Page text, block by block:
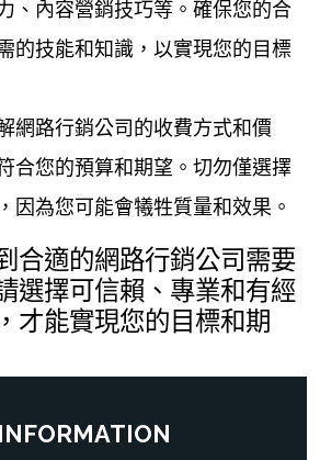
、內容營銷技巧等。確保您的合
的技能和知識，以實現您的目標
網路行銷公司的收費方式和價
合您的預算和期望。切勿僅選擇
因為您可能會犧牲質量和效果。
合適的網路行銷公司需要
選擇可信賴、專業和有經
才能實現您的目標和期